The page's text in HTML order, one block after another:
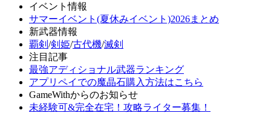
イベント情報
サマーイベント(夏休みイベント)2026まとめ
新武器情報
覇剣 /剣姫/古代機/滅剣
注目記事
最強アディショナル武器ランキング
アプリペイでの魔晶石購入方法はこちら
GameWithからのお知らせ
未経験可&完全在宅！攻略ライター募集！